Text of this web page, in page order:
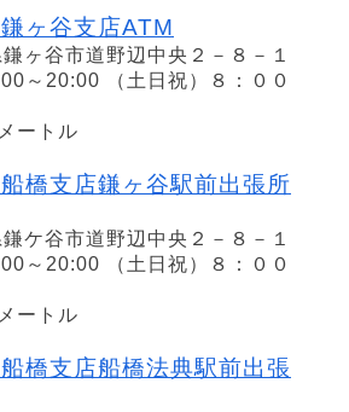
ヶ谷支店ATM
ヶ谷市道野辺中央２－８－１
～20:00 （土日祝）８：００
ートル
橋支店鎌ヶ谷駅前出張所
ケ谷市道野辺中央２－８－１
～20:00 （土日祝）８：００
ートル
橋支店船橋法典駅前出張